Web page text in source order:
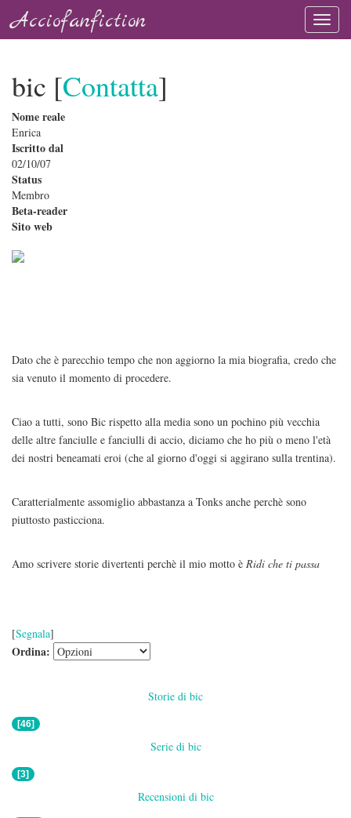
Acciofanfiction
bic [Contatta]
Nome reale
Enrica
Iscritto dal
02/10/07
Status
Membro
Beta-reader
Sito web
Dato che è parecchio tempo che non aggiorno la mia biografia, credo che
sia venuto il momento di procedere.
Ciao a tutti, sono Bic rispetto alla media sono un pochino più vecchia
delle altre fanciulle e fanciulli di accio, diciamo che ho più o meno l'età
dei nostri beneamati eroi (che al giorno d'oggi si aggirano sulla trentina).
Caratterialmente assomiglio abbastanza a Tonks anche perchè sono
piuttosto pasticciona.
Amo scrivere storie divertenti perchè il mio motto è Ridi che ti passa
[Segnala]
Ordina:
Storie di bic
[46]
Serie di bic
[3]
Recensioni di bic